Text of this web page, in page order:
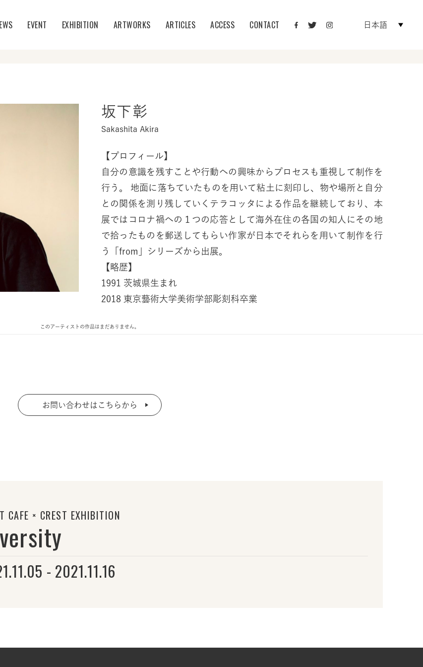
EVENT EXHIBITION ARTWORKS ARTICLES ACCESS CONTACT 日本語
坂下彰
Sakashita Akira
【プロフィール】
自分の意識を残すことや行動への興味からプロセスも重視して制作を
行う。 地面に落ちていたものを用いて粘土に刻印し、物や場所と自分
との関係を測り残していくテラコッタによる作品を継続しており、本
展ではコロナ禍への１つの応答として海外在住の各国の知人にその地
で拾ったものを郵送してもらい作家が日本でそれらを用いて制作を行
【略歴】
1991 茨城県生まれ
2018 東京藝術大学美術学部彫刻科卒業
このアーティストの作品はまだありません。
お問い合わせはこちらから
CAFE × CREST EXHIBITION
- 2021.11.16